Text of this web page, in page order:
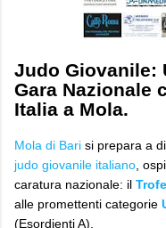
Judo Giovanile:
Gara Nazionale
Italia a Mola.
Mola di Bari si prepara a
judo giovanile italiano ,
caratura nazionale: il
alle promettenti categorie
(Esordienti A).